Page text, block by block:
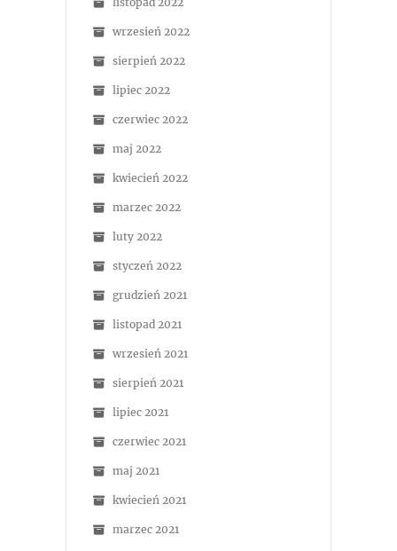
wrzesień 2022
sierpień 2022
lipiec 2022
czerwiec 2022
maj 2022
kwiecień 2022
marzec 2022
luty 2022
styczeń 2022
grudzień 2021
listopad 2021
wrzesień 2021
sierpień 2021
lipiec 2021
czerwiec 2021
maj 2021
kwiecień 2021
marzec 2021